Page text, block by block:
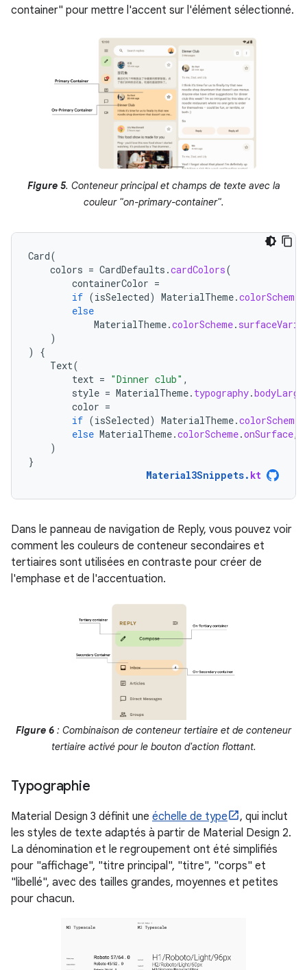
container" pour mettre l'accent sur l'élément sélectionné.
Figure 5. Conteneur principal et champs de texte avec la
couleur "on-primary-container".
Card(
colors = CardDefaults .cardColors(
containerColor =
if (isSelected) MaterialTheme.colorScheme
else
MaterialTheme.colorScheme.
)
)
{
Text(
text = "Dinner club" ,
style = MaterialTheme. typography.bodyLarge
color =
if (isSelected) MaterialTheme.colorScheme
else MaterialTheme.colorScheme.onSurface,
)
}
Material3Snippets. kt
Dans le panneau de navigation de Reply, vous pouvez voir
comment les couleurs de conteneur secondaires et
tertiaires sont utilisées en contraste pour créer de
l'emphase et de l'accentuation.
Figure 6 : Combinaison de conteneur tertiaire et de conteneur
tertiaire activé pour le bouton d'action flottant.
Typographie
Material Design 3 définit une échelle de type
, qui inclut
les styles de texte adaptés à partir de Material Design 2.
La dénomination et le regroupement ont été simplifiés
pour "affichage", "titre principal", "titre", "corps" et
"libellé", avec des tailles grandes, moyennes et petites
pour chacun.